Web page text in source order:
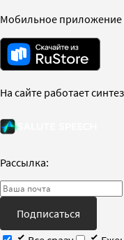
Мобильное приложение
На сайте работает
Рассылка:
Подписаться